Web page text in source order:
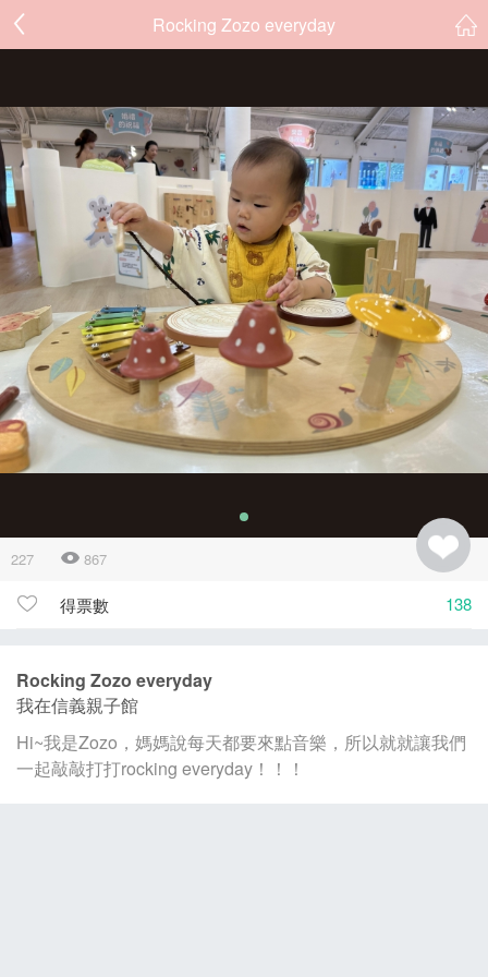
Rocking Zozo everyday
227 867
得票數 138
Rocking Zozo everyday
我在信義親子館
Hi~我是Zozo，媽媽說每天都要來點音樂，所以就就讓我們
一起敲敲打打rocking everyday！！！